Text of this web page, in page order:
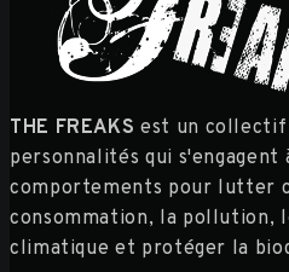
THE FREAKS est un
personnalités qui s'engagent
comportements pour lutter
consommation, la pollution,
climatique et protéger la